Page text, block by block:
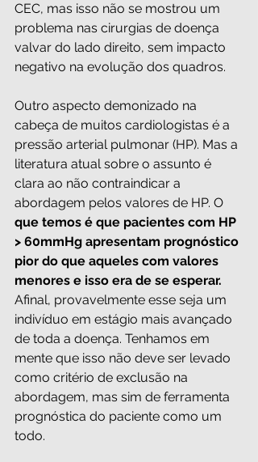
CEC, mas isso não se mostrou um
problema nas cirurgias de doença
valvar do lado direito, sem impacto
negativo na evolução dos quadros.
Outro aspecto demonizado na
cabeça de muitos cardiologistas é a
pressão arterial pulmonar (HP). Mas a
literatura atual sobre o assunto é
clara ao não contraindicar a
abordagem pelos valores de HP. O
que temos é que pacientes com HP
> 60mmHg apresentam prognóstico
pior do que aqueles com valores
menores e isso era de se esperar.
Afinal, provavelmente esse seja um
indivíduo em estágio mais avançado
de toda a doença. Tenhamos em
mente que isso não deve ser levado
como critério de exclusão na
abordagem, mas sim de ferramenta
prognóstica do paciente como um
todo.